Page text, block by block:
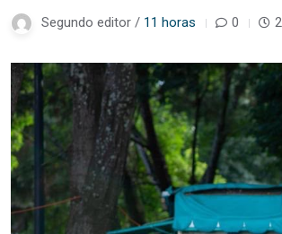
Segundo editor / 11 horas 0